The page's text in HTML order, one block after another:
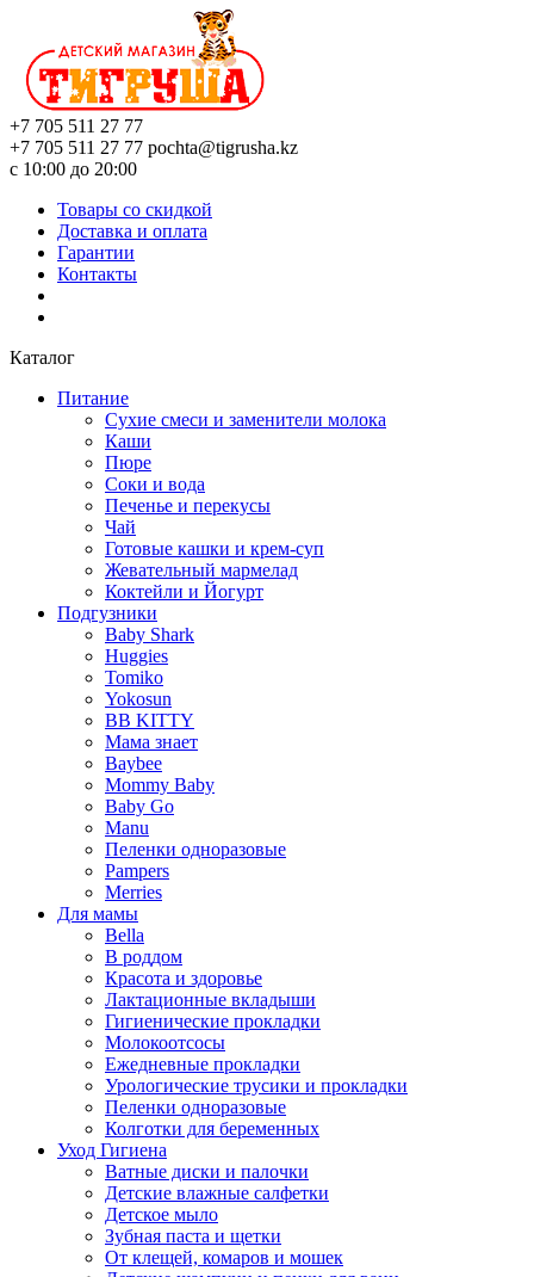
+7 705 511 27 77
+7 705 511 27 77 pochta@tigrusha.kz
с 10:00 до 20:00
Товары со скидкой
Доставка и оплата
Гарантии
Контакты
Каталог
Питание
Сухие смеси и заменители молока
Каши
Пюре
Соки и вода
Печенье и перекусы
Чай
Готовые кашки и крем-суп
Жевательный мармелад
Коктейли и Йогурт
Подгузники
Baby Shark
Huggies
Tomiko
Yokosun
BB KITTY
Мама знает
Baybee
Mommy Baby
Baby Go
Manu
Пеленки одноразовые
Pampers
Merries
Для мамы
Bella
В роддом
Красота и здоровье
Лактационные вкладыши
Гигиенические прокладки
Молокоотсосы
Ежедневные прокладки
Урологические трусики и прокладки
Пеленки одноразовые
Колготки для беременных
Уход Гигиена
Ватные диски и палочки
Детские влажные салфетки
Детское мыло
Зубная паста и щетки
От клещей, комаров и мошек